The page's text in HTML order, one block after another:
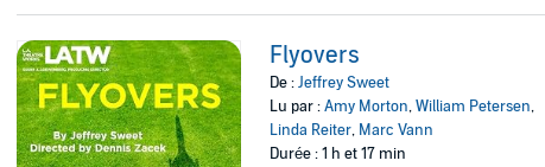
Flyovers
De :Jeffrey Sweet
Lu par :Amy Morton,William Petersen,
Linda Reiter, Marc Vann
Durée : 1 h et 17 min